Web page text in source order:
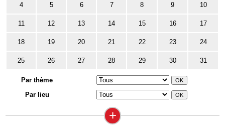
4 5 6 7 8 9 10
11 12 13 14 15 16 17
18 19 20 21 22 23 24
25 26 27 28 29 30 31
Par thème
Par lieu
+